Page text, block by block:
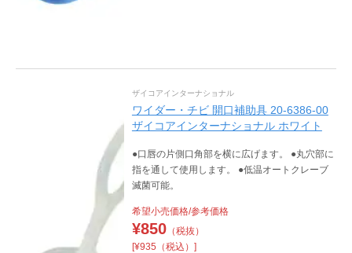
ザイコアインターナショナル
ワイダー・チビ 開口補助具 20-6386-00
ザイコアインターナショナル ホワイト
●口唇の片側口角部を横に広げます。 ●丸穴部に
指を通して使用します。 ●低温オートクレーブ
滅菌可能。
希望小売価格/参考価格
¥850（税抜）
[¥935（税込）]